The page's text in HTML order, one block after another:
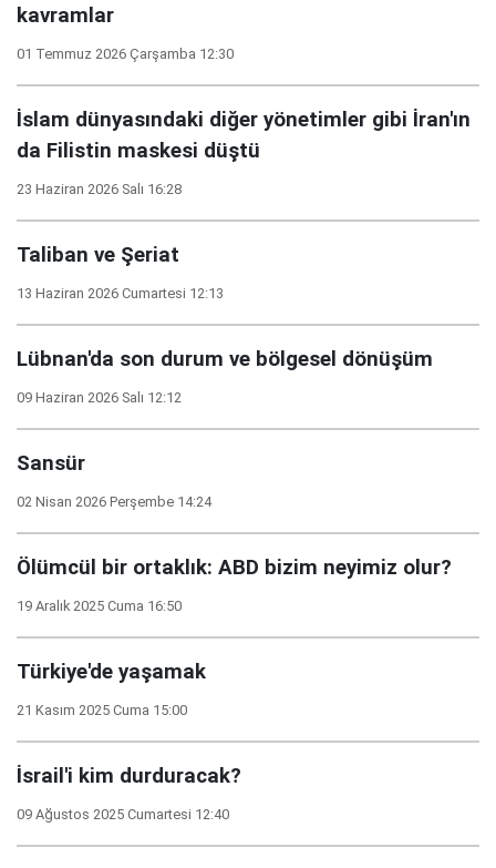
kavramlar
01 Temmuz 2026 Çarşamba 12:30
İslam dünyasındaki diğer yönetimler gibi İran'ın
da Filistin maskesi düştü
23 Haziran 2026 Salı 16:28
Taliban ve Şeriat
13 Haziran 2026 Cumartesi 12:13
Lübnan'da son durum ve bölgesel dönüşüm
09 Haziran 2026 Salı 12:12
Sansür
02 Nisan 2026 Perşembe 14:24
Ölümcül bir ortaklık: ABD bizim neyimiz olur?
19 Aralık 2025 Cuma 16:50
Türkiye'de yaşamak
21 Kasım 2025 Cuma 15:00
İsrail'i kim durduracak?
09 Ağustos 2025 Cumartesi 12:40